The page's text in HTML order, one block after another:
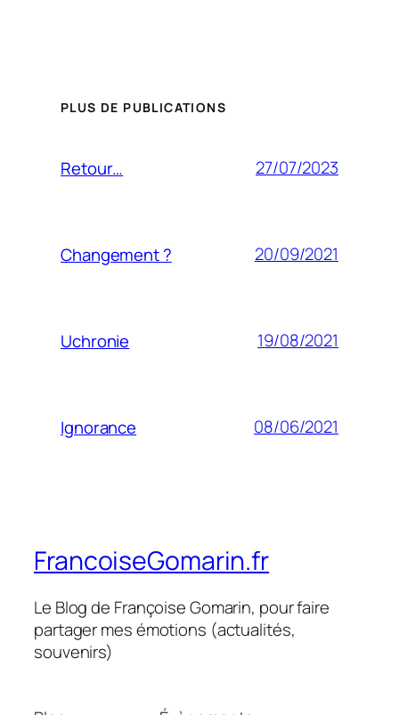
PLUS DE PUBLICATIONS
Retour… 27/07/2023
Changement ? 20/09/2021
Uchronie 19/08/2021
Ignorance 08/06/2021
FrancoiseGomarin.fr
Le Blog de Françoise Gomarin, pour faire
partager mes émotions (actualités,
souvenirs)